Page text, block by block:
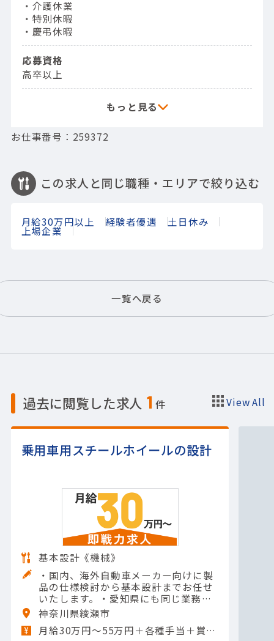
・介護休業
・特別休暇
・慶弔休暇
応募資格
高卒以上
お仕事番号：259372
この求人と同じ職種・エリアで絞り込む
月給30万円以上 経験者優遇 土日休み
上場企業
一覧へ戻る
過去に閲覧した求人 1 件 View All
乗用車用スチールホイールの設計
基本設計《機械》
・国内、海外自動車メーカー向けに製
品の仕様検討から基本設計までお任せ
いたします。・愛知県にも同じ業務を
おこなっている事業所があり、日常的
に連絡する機会が多いです。・自動車
メーカー向け製品の仕様検討・…
神奈川県綾瀬市
月給30万円～55万円＋各種手当＋賞与年2回